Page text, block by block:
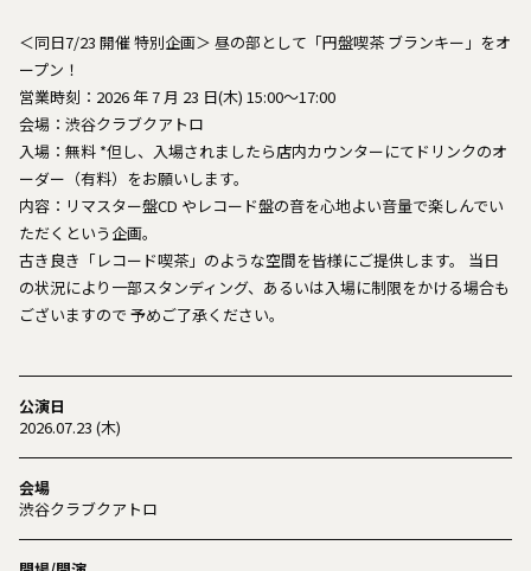
＜同日7/23 開催 特別企画＞ 昼の部として「円盤喫茶 ブランキー」をオ
ープン！
営業時刻：2026 年 7 月 23 日(木) 15:00～17:00
会場：渋谷クラブクアトロ
入場：無料 *但し、入場されましたら店内カウンターにてドリンクのオ
ーダー（有料）をお願いします。
内容：リマスター盤CD やレコード盤の音を心地よい音量で楽しんでい
ただくという企画。
古き良き「レコード喫茶」のような空間を皆様にご提供します。 当日
の状況により一部スタンディング、あるいは入場に制限をかける場合も
ございますので 予めご了承ください。
公演日
2026.07.23 (木)
会場
渋谷クラブクアトロ